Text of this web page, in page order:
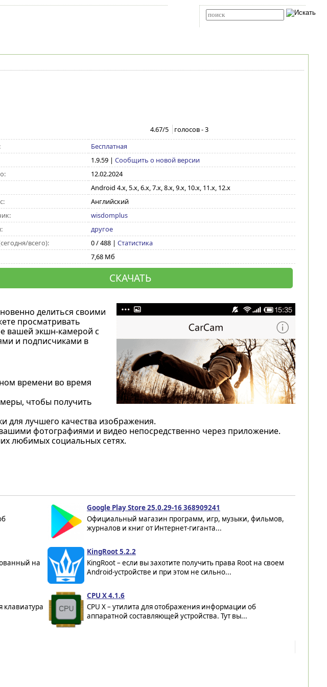
4.67/5 голосов -3
Бесплатная
1.9.59| Сообщить о новой версии
12.02.2024
Android 4.x, 5.x, 6.x, 7.x, 8.x, 9.x, 10.x, 11.x, 12.x
Английский
wisdomplus
другое
всего):
0 / 488 | Статистика
7,68 Мб
СКАЧАТЬ
делиться своими
просматривать
вашей экшн-камерой с
и подписчиками в
времени во время
чтобы получить
для лучшего качества изображения.
фотографиями и видео непосредственно через приложение.
любимых социальных сетях.
Google Play Store 25.0.29-16 368909241
Официальный магазин программ, игр, музыки, фильмов,
журналов и книг от Интернет-гиганта...
на
KingRoot 5.2.2
KingRoot – если вы захотите получить права Root на своем
Android-устройстве и при этом не сильно...
клавиатура
CPU X 4.1.6
CPU X – утилита для отображения информации об
аппаратной составляющей устройства. Тут вы...